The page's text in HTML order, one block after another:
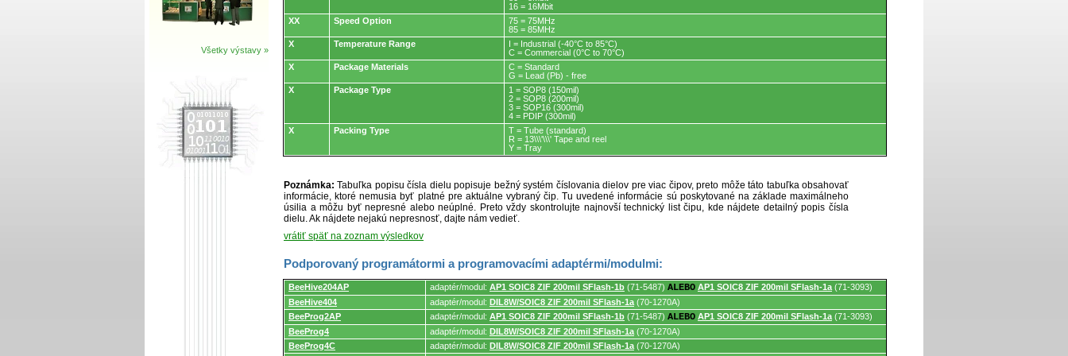
Všetky výstavy »
16 = 16Mbit
XX
Speed Option
75 = 75MHz
85 = 85MHz
X
Temperature Range
I = Industrial (-40°C to 85°C)
C = Commercial (0°C to 70°C)
X
Package Materials
C = Standard
G = Lead (Pb) - free
X
Package Type
1 = SOP8 (150mil)
2 = SOP8 (200mil)
3 = SOP16 (300mil)
4 = PDIP (300mil)
X
Packing Type
T = Tube (standard)
R = 13\\\'\\\' Tape and reel
Y = Tray
Poznámka: Tabuľka popisu čísla dielu popisuje bežný systém číslovania dielov pre viac čipov, preto môže táto tabuľka obsahovať
informácie, ktoré nemusia byť platné pre aktuálne vybraný čip. Tu uvedené informácie sú poskytované na základe maximálneho
úsilia a môžu byť nepresné alebo neúplné. Preto vždy skontrolujte najnovší technický list čipu, kde nájdete detailný popis čísla
dielu. Ak nájdete nejakú nepresnosť, dajte nám vedieť.
vrátiť späť na zoznam výsledkov
Podporovaný programátormi a programovacími adaptérmi/modulmi:
Podporovaný
programátormi
programovacími
adaptérmi/modulmi.
BeeHive204AP adaptér/modul: AP1 SOIC8 ZIF 200mil SFlash-1b (71-5487) ALEBO AP1 SOIC8 ZIF 200mil SFlash-1a (71-3093)
BeeHive404
adaptér/modul: DIL8W/SOIC8 ZIF 200mil SFlash-1a (70-1270A)
BeeProg2AP
adaptér/modul: AP1 SOIC8 ZIF 200mil SFlash-1b (71-5487) ALEBO AP1 SOIC8 ZIF 200mil SFlash-1a (71-3093)
BeeProg4
adaptér/modul: DIL8W/SOIC8 ZIF 200mil SFlash-1a (70-1270A)
BeeProg4C
adaptér/modul: DIL8W/SOIC8 ZIF 200mil SFlash-1a (70-1270A)